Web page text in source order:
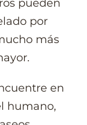
pueden
por
más
en
humano,